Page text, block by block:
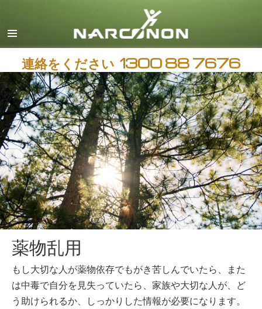
中国語（繁体字）
日本語
すべての地域/言語
連絡をください 1300 88 7676
薬物乱用
もし大切な人が薬物依存でもがき苦しんでいたら、また
は中毒で自分を見失っていたら、家族や大切な人が、ど
う助けられるか、しっかりした情報が必要になります。